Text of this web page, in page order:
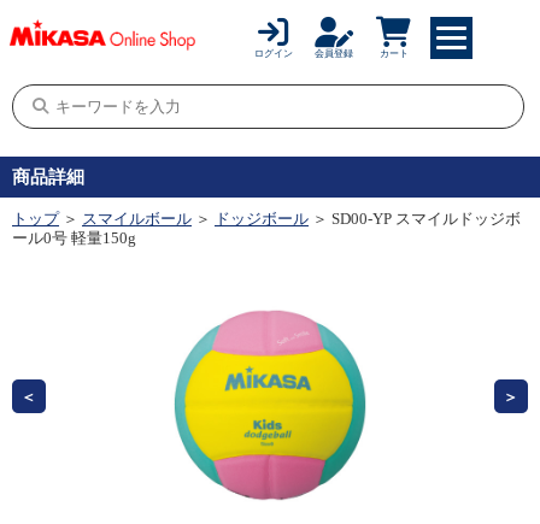
ログイン 会員登録 カート
商品詳細
トップ ＞ スマイルボール ＞ ドッジボール ＞ SD00-YP スマイルドッジボ
ール0号 軽量150g